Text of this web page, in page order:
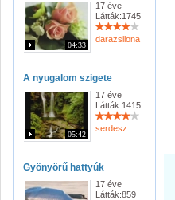
04:33
17 éve
Látták:1745
darazsilona
A nyugalom szigete
05:42
17 éve
Látták:1415
serdesz
Gyönyörű hattyúk
17 éve
Látták:859